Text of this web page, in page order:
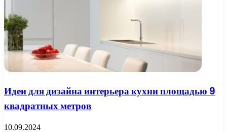
Идеи для дизайна интерьера кухни площадью 9
квадратных метров
10.09.2024